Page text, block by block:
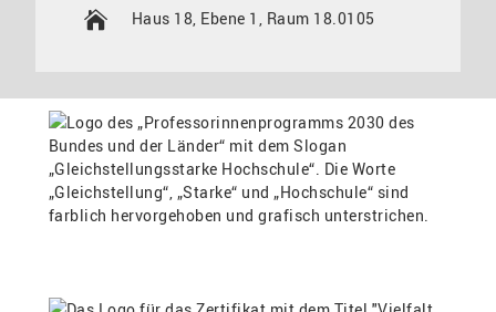
Haus 18, Ebene 1, Raum 18.0105